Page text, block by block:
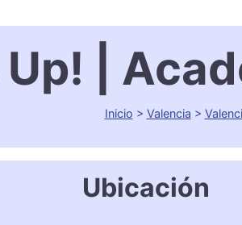
Up! |
Inicio > Valencia >
Ubicación